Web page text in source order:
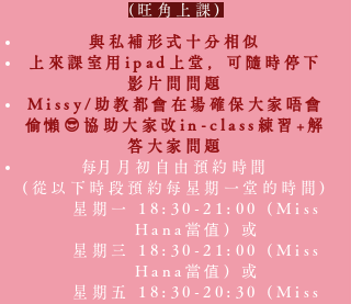
(旺角上課)
與私補形式十分相似
上來課室用ipad上堂，可隨時停下
影片問問題
Missy/助教都會在場確保大家唔會
偷懶😎協助大家改in-class練習+解
答大家問題
​每月月初自由預約時間
(從以下時段預約每星期一堂的時間)
星期一 18:30-21:00 (Miss
Hana當值) 或
星期三 18:30-21:00 (Miss
Hana當值) 或
星期五 18:30-20:30 (Miss